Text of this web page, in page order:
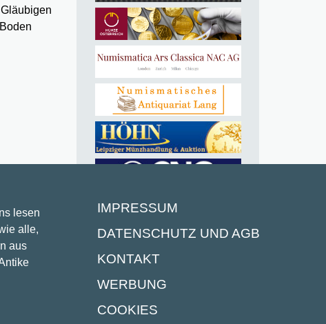
lesen
alle,
aus
IMPRESSUM
DATENSCHUTZ UND AGB
KONTAKT
WERBUNG
COOKIES